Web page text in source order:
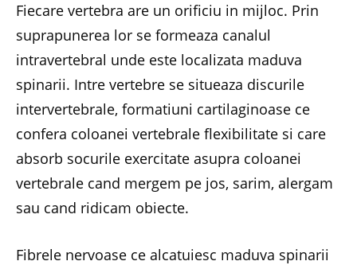
Fiecare vertebra are un orificiu in mijloc. Prin
suprapunerea lor se formeaza canalul
intravertebral unde este localizata maduva
spinarii. Intre vertebre se situeaza discurile
intervertebrale, formatiuni cartilaginoase ce
confera coloanei vertebrale flexibilitate si care
absorb socurile exercitate asupra coloanei
vertebrale cand mergem pe jos, sarim, alergam
sau cand ridicam obiecte.
Fibrele nervoase ce alcatuiesc maduva spinarii